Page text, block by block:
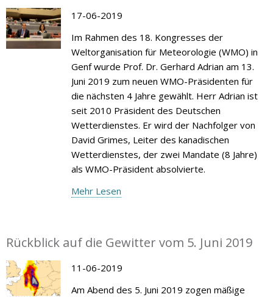
17-06-2019
Im Rahmen des 18. Kongresses der
Weltorganisation für Meteorologie (WMO) in
Genf wurde Prof. Dr. Gerhard Adrian am 13.
Juni 2019 zum neuen WMO-Präsidenten für
die nächsten 4 Jahre gewählt. Herr Adrian ist
seit 2010 Präsident des Deutschen
Wetterdienstes. Er wird der Nachfolger von
David Grimes, Leiter des kanadischen
Wetterdienstes, der zwei Mandate (8 Jahre)
als WMO-Präsident absolvierte.
Mehr Lesen
Rückblick auf die Gewitter vom 5. Juni 2019
11-06-2019
Am Abend des 5. Juni 2019 zogen mäßige